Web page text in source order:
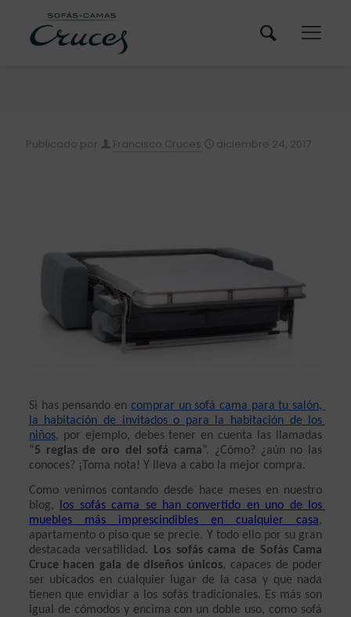
Publicado por Francisco Cruces diciembre 24, 2017
Si has pensando en comprar un sofá cama para tu salón,
la habitación de invitados o para la habitación de los
niños, por ejemplo, debes tener en cuenta las llamadas
“5 reglas de oro del sofá cama”. ¿Cómo? ¿aún no las
conoces? ¡Toma nota! Y lleva a cabo la mejor compra.
Como venimos contando desde hace meses en nuestro
blog,
los sofás cama se han convertido en uno de los
muebles más imprescindibles en cualquier casa,
apartamento o piso que se precie. Y todo ello por su gran
destacada versatilidad.
Los sofás cama de Sofás Cama
Cruce hacen gala de diseños únicos, capaces de poder
ser ubicados en cualquier lugar de la casa y que nada
tienen que envidiar a los sofás tradicionales. Es más son
igual de cómodos y encima con un doble uso, como sofá